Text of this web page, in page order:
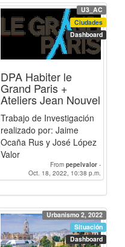
U3_AC
Ciudades
Dashboard
DPA Habiter le
Grand Paris +
Ateliers Jean Nouvel
Trabajo de Investigación
realizado por: Jaime
Ocaña Rus y José López
Valor
From pepelvalor -
OcanaRusJaime
Oct. 18, 2022, 10:38 p.m.
Urbanismo 2, 2022
Situación
Dashboard